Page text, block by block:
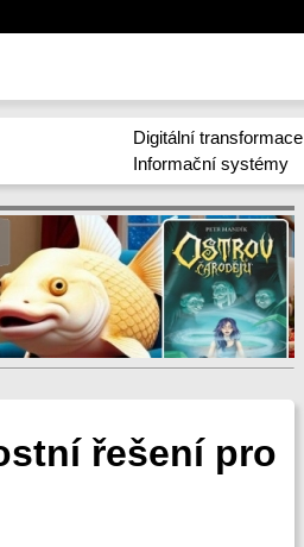
Digitální transformace
Informační systémy
řešení pro